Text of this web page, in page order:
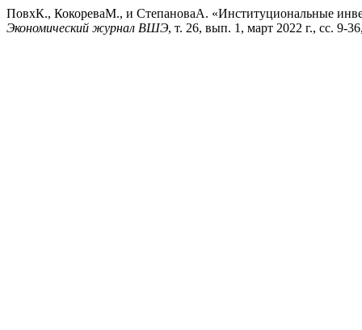
ПовхК., КокореваМ., и СтепановаА. «Институциональные
Экономический журнал ВШЭ, т. 26, вып. 1, март 2022 г., сс. 9-